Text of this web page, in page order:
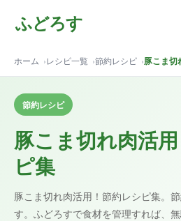
ふどろす
ホーム レシピ一覧 節約レシピ 豚こま切
節約レシピ
豚こま切れ肉活
ピ集
豚こま切れ肉活用！節約レシピ集。
す。ふどろすで食材を管理すれば、無